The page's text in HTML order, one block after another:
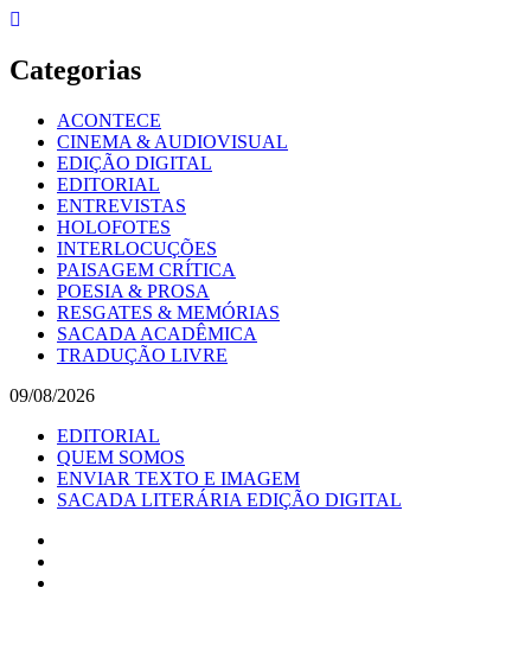
Skip
content
Categorias
ACONTECE
CINEMA & AUDIOVISUAL
EDIÇÃO DIGITAL
EDITORIAL
ENTREVISTAS
HOLOFOTES
INTERLOCUÇÕES
PAISAGEM CRÍTICA
POESIA & PROSA
RESGATES & MEMÓRIAS
SACADA ACADÊMICA
TRADUÇÃO LIVRE
09/08/2026
EDITORIAL
QUEM SOMOS
ENVIAR TEXTO E IMAGEM
SACADA LITERÁRIA EDIÇÃO DIGITAL